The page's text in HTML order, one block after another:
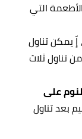
التي
يمكن تناول
تناول ثلاث
من النوم على
بعد تناول